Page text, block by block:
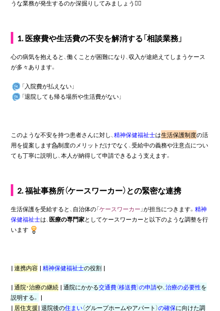
うな業務が発生するのか深掘りしてみましょう🙆‍♀️
1. 医療費や生活費の不安を解消する「相談業務」
心の病気を抱えると、働くことが困難になり、収入が途絶えてしまうケース
が多々あります。
「入院費が払えない」
「退院しても帰る場所や生活費がない」
このような不安を持つ患者さんに対し、精神保健福祉士は生活保護制度の活
用を提案します💁制度のメリットだけでなく、受給中の義務や注意点につい
ても丁寧に説明し、本人が納得して申請できるよう支えます。
2. 福祉事務所（ケースワーカー）との緊密な連携
生活保護を受給すると、自治体の「ケースワーカー 」が担当につきます。精神
保健福祉士は、医療の専門家としてケースワーカーと以下のような調整を行
います
|連携内容 |精神保健福祉士の役割 |
|通院・治療の継続 |通院にかかる交通費（移送費）の申請や、治療の必要性を
説明する。 |
| 居住支援|退院後の住まい（グループホームやアパート）の確保に向けた調